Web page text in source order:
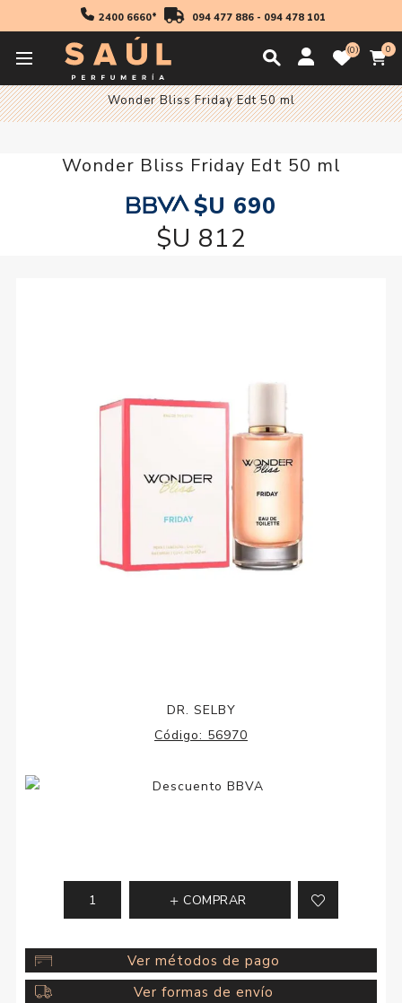
2400 6660* 094 477 886- 094 478 101
0 0
Inicio Fragancias
Wonder Bliss Friday Edt 50 ml
Wonder Bliss Friday Edt 50 ml
$U 690
$U 812
DR. SELBY
Código: 56970
COMPRAR
Ver métodos de pago
Ver formas de envío